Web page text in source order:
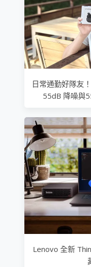
日常通勤好隊友
55dB 降噪與
Lenovo 全新